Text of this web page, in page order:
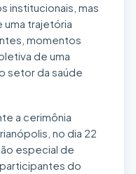
institucionais, mas
uma trajetória
momentos
de uma
setor da saúde
a cerimônia
no dia 22
especial de
do